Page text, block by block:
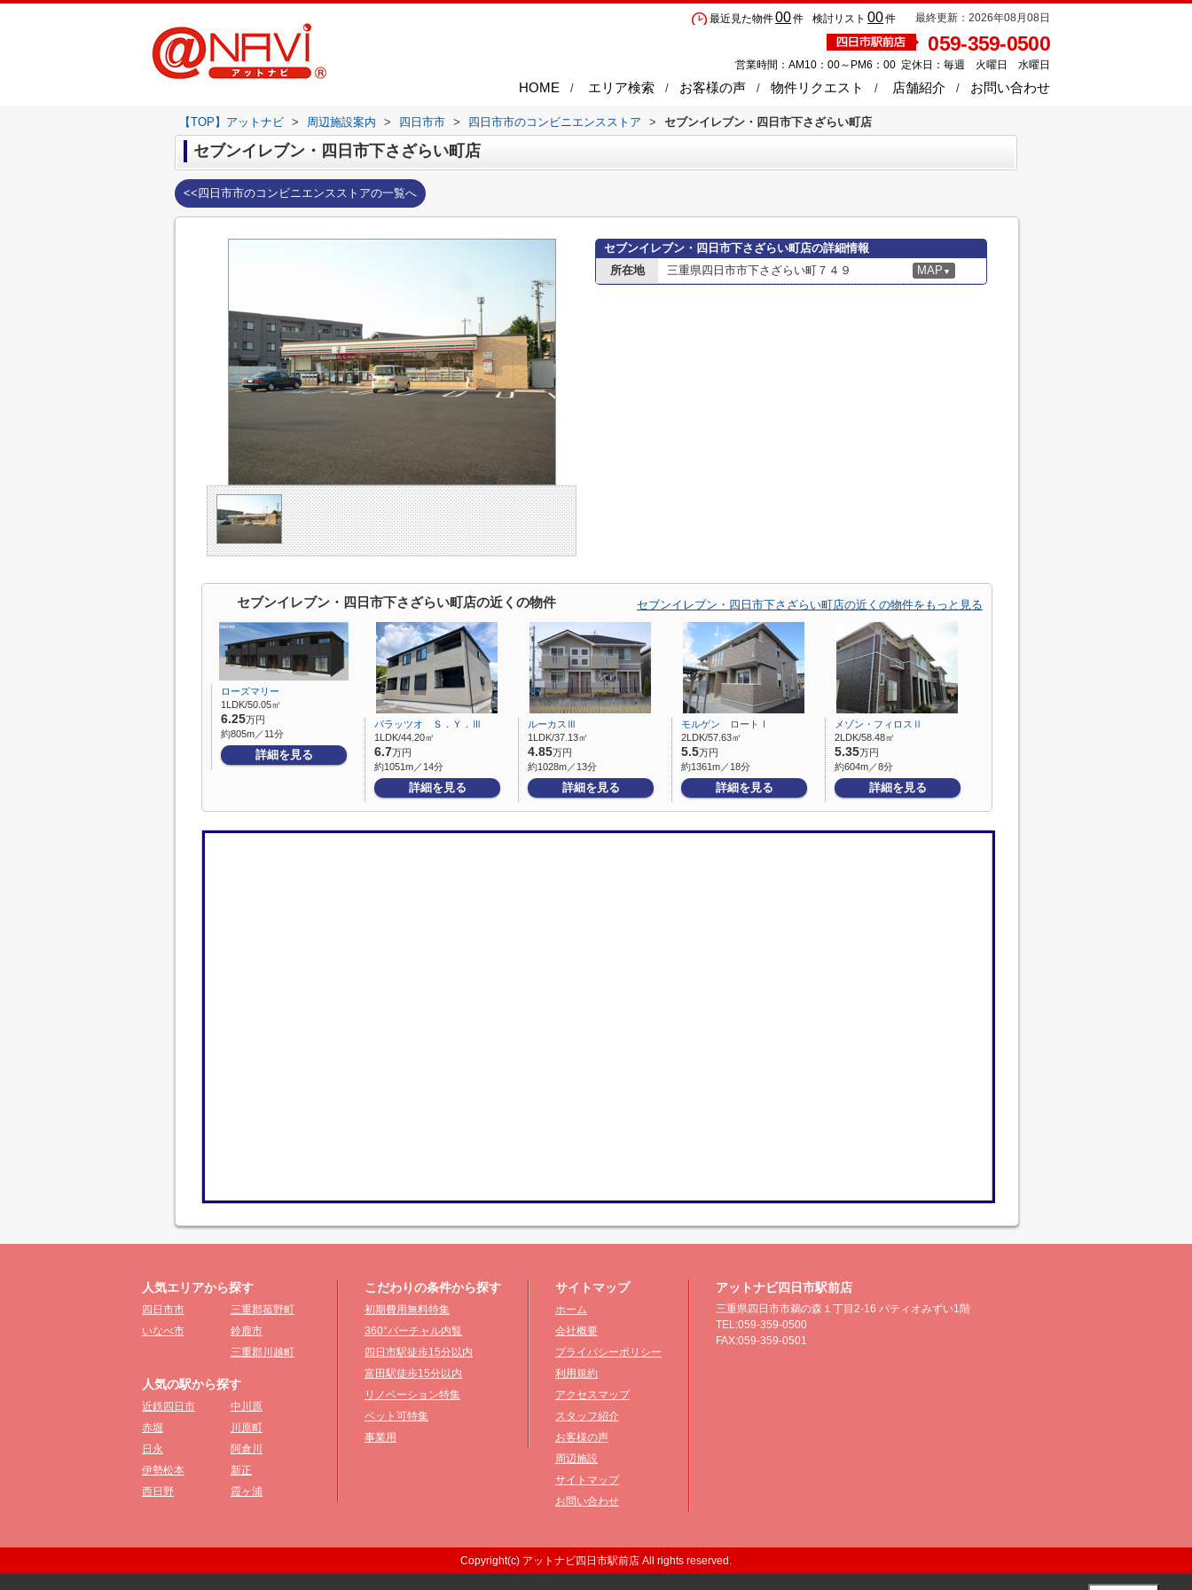
最終更新：2026年08月08日
検討リスト 00件
最近見た物件00件
059-359-0500
営業時間：AM10：00～PM6：00 定休日：毎週 火曜日 水曜日
お問い合わせ
店舗紹介
物件リクエスト
お客様の声
エリア検索
HOME
【TOP】アットナビ > 周辺施設案内 > 四日市市 > 四日市市のコンビニエンスストア > セブンイレブン・四日市下さざらい町店
セブンイレブン・四日市下さざらい町店
<<四日市市のコンビニエンスストアの一覧へ
セブンイレブン・四日市下さざらい町店の詳細情報
所在地
三重県四日市市下さざらい町７４９ MAP ▼
セブンイレブン・四日市下さざらい町店の近くの物件 セブンイレブン・四日市下さざらい町店の近くの物件をもっと見る
ローズマリー
1LDK/50.05㎡
6.25万円
約805m／11分
詳細を見る
パラッツオ Ｓ．Ｙ．Ⅲ
1LDK/44.20㎡
6.7万円
約1051m／14分
詳細を見る
ルーカスⅢ
1LDK/37.13㎡
4.85万円
約1028m／13分
詳細を見る
モルゲン ロートⅠ
2LDK/57.63㎡
5.5万円
約1361m／18分
詳細を見る
メゾン・フィロスⅡ
2LDK/58.48㎡
5.35万円
約604m／8分
詳細を見る
人気エリアから探す
四日市市
三重郡菰野町
いなべ市
鈴鹿市
三重郡川越町
人気の駅から探す
近鉄四日市
中川原
赤堀
川原町
日永
阿倉川
伊勢松本
新正
西日野
霞ヶ浦
こだわりの条件から探す
初期費用無料特集
360°バーチャル内覧
四日市駅徒歩15分以内
富田駅徒歩15分以内
リノベーション特集
ペット可特集
事業用
サイトマップ
ホーム
会社概要
プライバシーポリシー
利用規約
アクセスマップ
スタッフ紹介
お客様の声
周辺施設
サイトマップ
お問い合わせ
アットナビ四日市駅前店
三重県四日市市鵜の森１丁目2-16 パティオみずい1階
TEL:059-359-0500
FAX:059-359-0501
Copyright(c) アットナビ四日市駅前店 All rights reserved.